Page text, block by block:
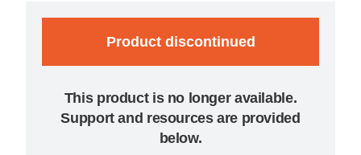
Product discontinued
This product is no longer available.
Support and resources are provided
below.